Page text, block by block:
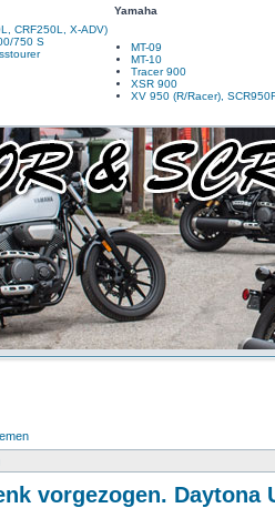
Yamaha
CRF250L, X-ADV)
750 S
MT-09
MT-10
Tracer 900
XSR 900
XV 950 (R/Racer),
vorgezogen. Daytona